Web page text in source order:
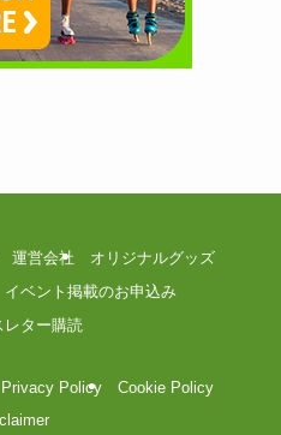
運営会社
オリジナルグッズ
イベント掲載のお申込み
レター購読
Privacy Policy
Cookie Policy